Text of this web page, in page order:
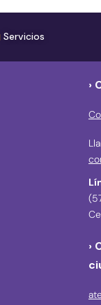
Servicios
›
›